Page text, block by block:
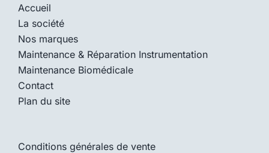
Accueil
La société
Nos marques
Maintenance & Réparation Instrumentation
Maintenance Biomédicale
Contact
Plan du site
Conditions générales de vente